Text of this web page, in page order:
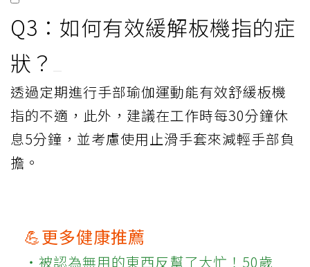
Q3：如何有效緩解板機指的症
狀？
透過定期進行手部瑜伽運動能有效舒緩板機
指的不適，此外，建議在工作時每30分鐘休
息5分鐘，並考慮使用止滑手套來減輕手部負
擔。
💪更多健康推薦
‧被認為無用的東西反幫了大忙！50歲